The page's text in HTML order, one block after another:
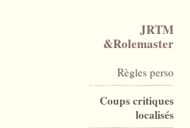
JRTM
&Rolemaster
Règles perso
Coups critiques
localisés